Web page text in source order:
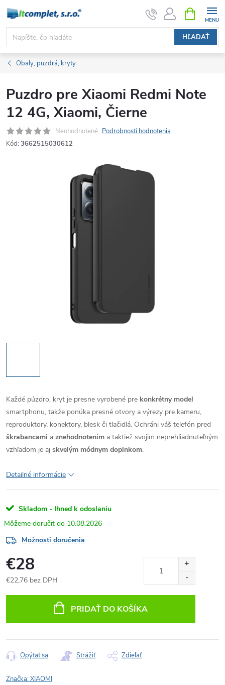
Prejsť
obsah
HĽADAŤ
KOŠÍK
Obaly, puzdrá, kryty
Puzdro pre Xiaomi Redmi Note
12 4G, Xiaomi, Čierne
Neohodnotené Podrobnosti hodnotenia
Kód: 3662515030612
Každé púzdro, kryt je presne vyrobené pre konkrétny model
smartphonu, takže ponúka presné otvory a výrezy pre kameru,
reproduktory, konektory, blesk či tlačidlá. Ochráni váš telefón pred
škrabancami a znehodnotením a taktiež svojim neprehliadnuteľným
vzhľadom je aj skvelým módnym doplnkom.
Detailné informácie
Skladom - Ihneď k odoslaniu
10.08.2026
Možnosti doručenia
€28
€22,76 bez DPH
PRIDAŤ DO KOŠÍKA
Opýtať sa Strážiť Zdieľať
Značka:XIAOMI